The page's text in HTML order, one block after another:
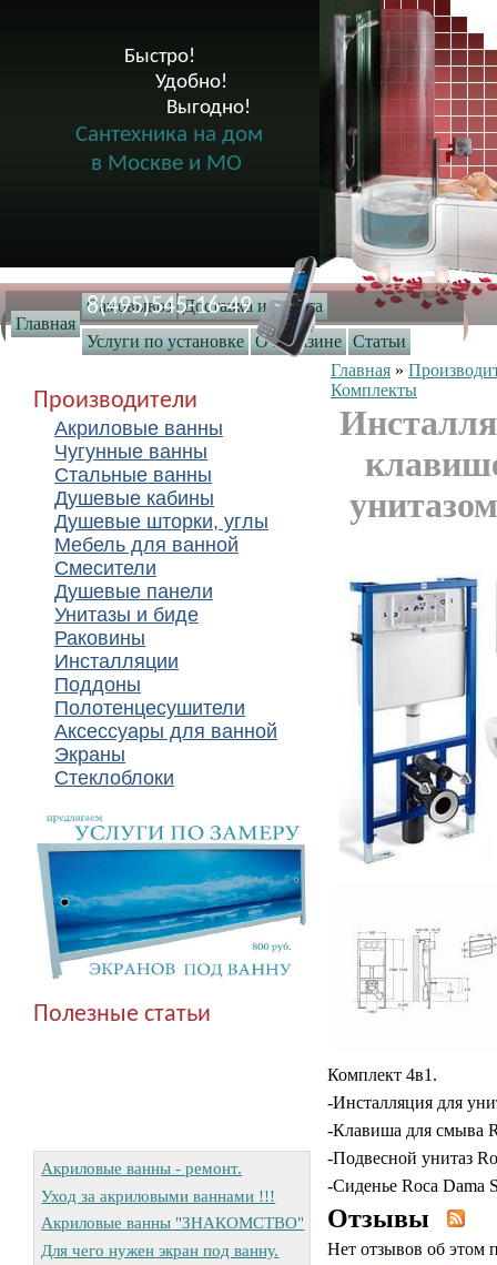
Главная
Самовывоз Доставка и оплата
Услуги по установке О магазине Статьи
Быстро!
              Удобно!
                      Выгодно!
Сантехника на дом
в Москве и МО
8(495)545-16-49
Производители
Акриловые ванны
Чугунные ванны
Стальные ванны
Душевые кабины
Душевые шторки, углы
Мебель для ванной
Смесители
Душевые панели
Унитазы и биде
Раковины
Инсталляции
Поддоны
Полотенцесушители
Аксессуары для ванной
Экраны
Стеклоблоки
Полезные статьи
Акриловые ванны - ремонт.
Уход за акриловыми ваннами !!!
Акриловые ванны "ЗНАКОМСТВО"
Для чего нужен экран под ванну.
Главная »
Комплекты
Комплект 4в1.
-Инсталляция для
-Клавиша для смыва
-Подвесной унитаз
-Сиденье Roca Dama
Отзывы
Нет отзывов об этом